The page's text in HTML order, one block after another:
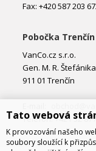
Fax: +420 587 203
Pobočka Trenčín
VanCo.cz s.r.o.
Gen. M. R.
911 01 Trenčín
Telefon: +421 32
Tato webová
K provozování našeho
soubory sloužící k